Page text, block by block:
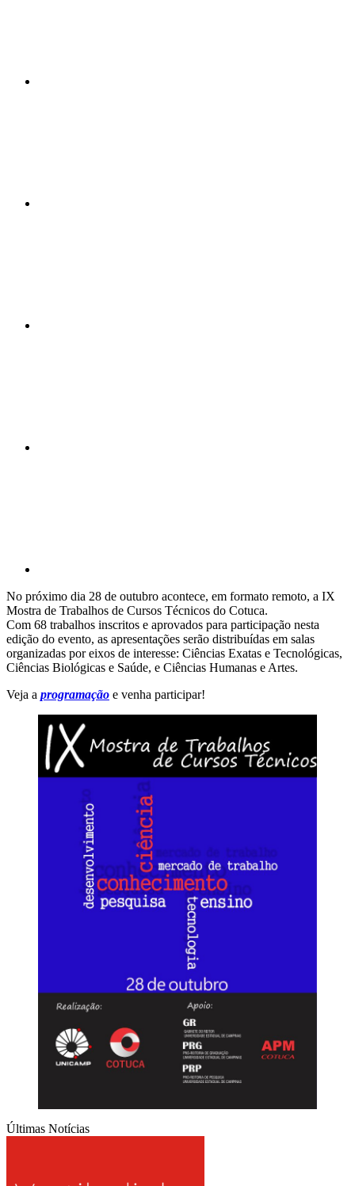
No próximo dia 28 de outubro acontece, em formato remoto, a IX
Mostra de Trabalhos de Cursos Técnicos do Cotuca.
Com 68 trabalhos inscritos e aprovados para participação nesta
edição do evento, as apresentações serão distribuídas em salas
organizadas por eixos de interesse: Ciências Exatas e Tecnológicas,
Ciências Biológicas e Saúde, e Ciências Humanas e Artes.
Veja a programação e venha participar!
Últimas Notícias